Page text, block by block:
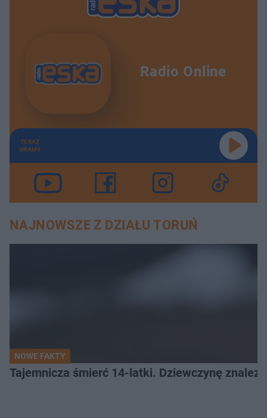
Radio Online
TERAZ
GRAMY
NAJNOWSZE Z DZIAŁU TORUŃ
NOWE FAKTY
Tajemnicza śmierć 14-latki. Dziewczynę